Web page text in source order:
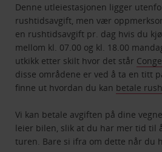
Denne utleiestasjonen ligger
rushtidsavgift, men vær
en rushtidsavgift pr. dag hvis du
mellom kl. 07.00 og kl. 18.00
utkikk etter skilt hvor det står
disse områdene er ved å ta en titt
finne ut hvordan du kan betale
Vi kan betale avgiften på dine
leier bilen, slik at du har mer tid til
turen. Bare si ifra om dette når du